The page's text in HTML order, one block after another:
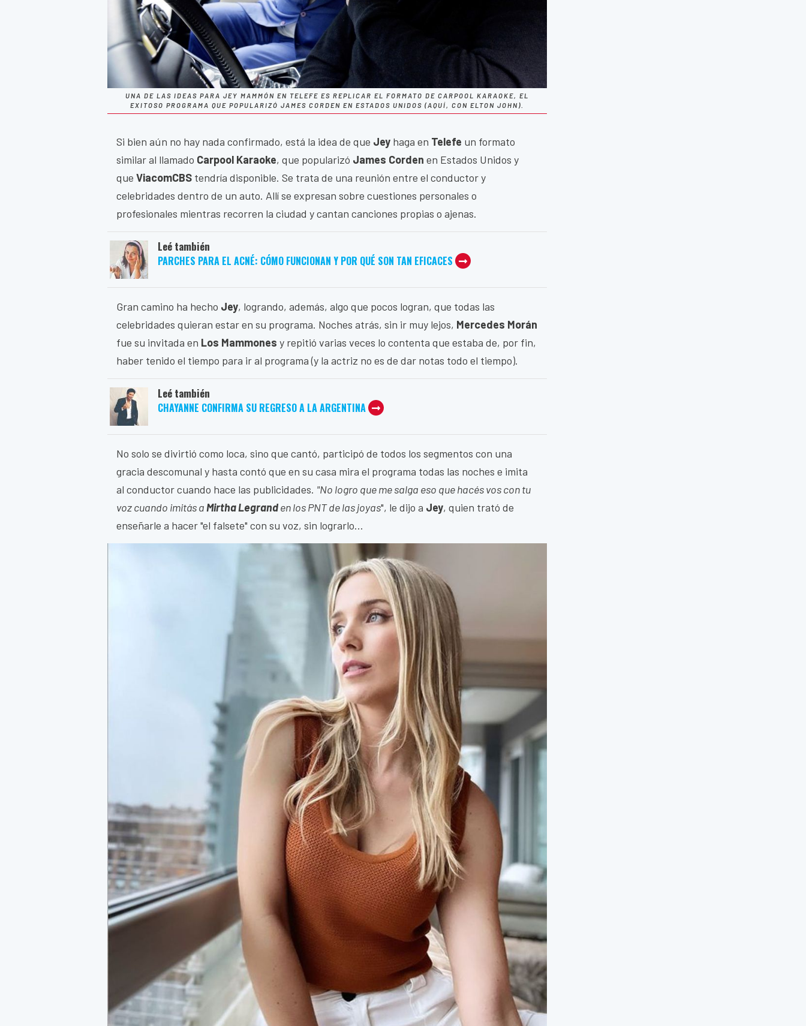
UNA DE LAS IDEAS PARA JEY MAMMÓN EN TELEFE ES REPLICAR EL FORMATO DE CARPOOL KARAOKE, EL
EXITOSO PROGRAMA QUE POPULARIZÓ JAMES CORDEN EN ESTADOS UNIDOS (AQUÍ, CON ELTON JOHN).
Si bien aún no hay nada confirmado, está la idea de que Jey haga en Telefe un formato
similar al llamado Carpool Karaoke, que popularizó James Corden en Estados Unidos y
que ViacomCBS tendría disponible. Se trata de una reunión entre el conductor y
celebridades dentro de un auto. Allí se expresan sobre cuestiones personales o
profesionales mientras recorren la ciudad y cantan canciones propias o ajenas.
Leé también
PARCHES PARA EL ACNÉ: CÓMO FUNCIONAN Y POR QUÉ SON TAN EFICACES
Gran camino ha hecho Jey, logrando, además, algo que pocos logran, que todas las
celebridades quieran estar en su programa. Noches atrás, sin ir muy lejos, Mercedes Morán
fue su invitada en Los Mammones y repitió varias veces lo contenta que estaba de, por fin,
haber tenido el tiempo para ir al programa (y la actriz no es de dar notas todo el tiempo).
Leé también
CHAYANNE CONFIRMA SU REGRESO A LA ARGENTINA
No solo se divirtió como loca, sino que cantó, participó de todos los segmentos con una
gracia descomunal y hasta contó que en su casa mira el programa todas las noches e imita
al conductor cuando hace las publicidades. "No logro que me salga eso que hacés vos con tu
voz cuando imitás a Mirtha Legranden los PNT de las joyas", le dijo a Jey, quien trató de
enseñarle a hacer "el falsete" con su voz, sin lograrlo...